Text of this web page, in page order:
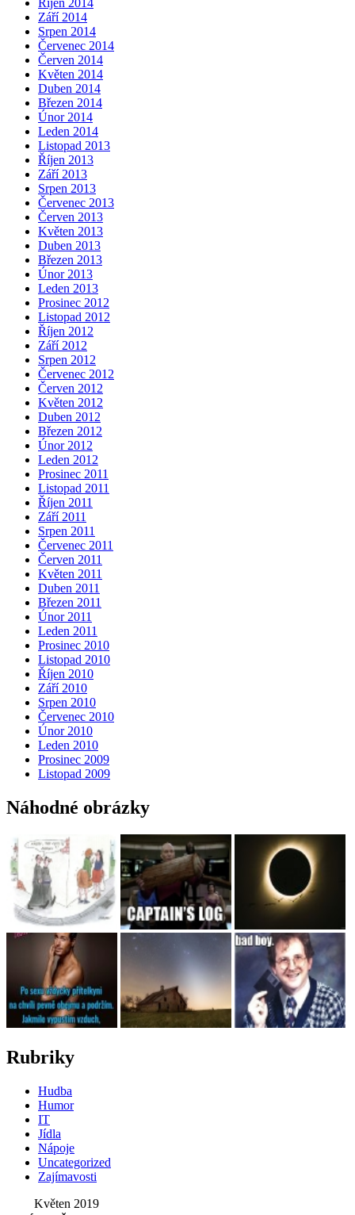
Říjen 2014
Září 2014
Srpen 2014
Červenec 2014
Červen 2014
Květen 2014
Duben 2014
Březen 2014
Únor 2014
Leden 2014
Listopad 2013
Říjen 2013
Září 2013
Srpen 2013
Červenec 2013
Červen 2013
Květen 2013
Duben 2013
Březen 2013
Únor 2013
Leden 2013
Prosinec 2012
Listopad 2012
Říjen 2012
Září 2012
Srpen 2012
Červenec 2012
Červen 2012
Květen 2012
Duben 2012
Březen 2012
Únor 2012
Leden 2012
Prosinec 2011
Listopad 2011
Říjen 2011
Září 2011
Srpen 2011
Červenec 2011
Červen 2011
Květen 2011
Duben 2011
Březen 2011
Únor 2011
Leden 2011
Prosinec 2010
Listopad 2010
Říjen 2010
Září 2010
Srpen 2010
Červenec 2010
Únor 2010
Leden 2010
Prosinec 2009
Listopad 2009
Náhodné obrázky
Rubriky
Hudba
Humor
IT
Jídla
Nápoje
Uncategorized
Zajímavosti
Květen 2019